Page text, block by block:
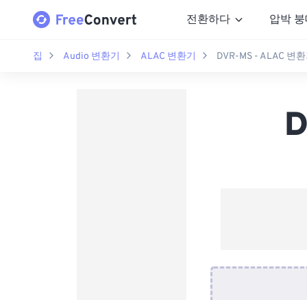
전환하다 압박
집 Audio 변환기 ALAC 변환기 DVR-MS - ALAC 변